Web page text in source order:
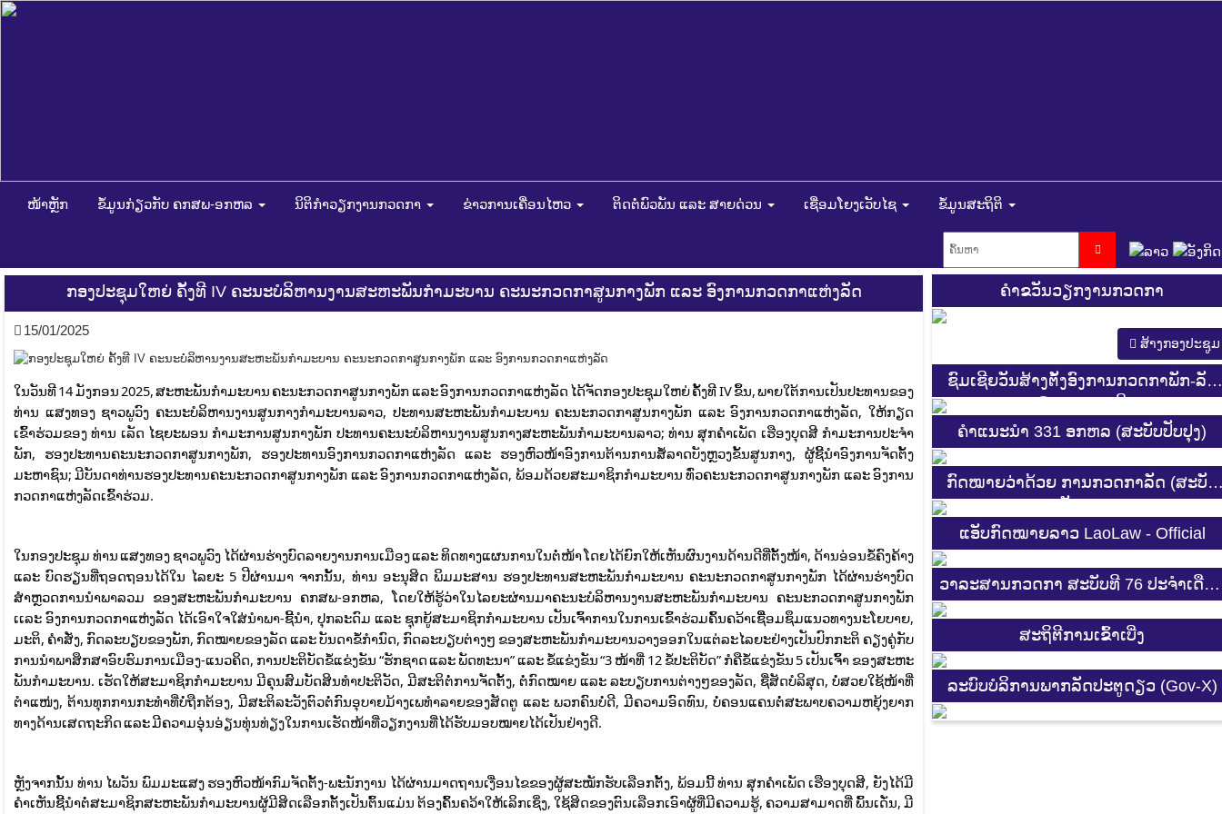
ໜ້າຫຼັກ ຂໍ້ມູນກ່ຽວກັບ ຄກສພ-ອກຫລ ນິຕິກໍາວຽກງານກວດກາ ຂ່າວການເຄື່ອນໄຫວ ຕິດຕໍ່ພົວພັນ ແລະ ສາຍດ່ວນ ເຊື່ອມໂຍງເວັບໄຊ ຂໍ້ມູນສະຖິຕິ
ກອງປະຊຸມໃຫຍ່ ຄັ້ງທີ IV ຄະນະບໍລິຫານງານສະຫະພັນກໍາມະບານ ຄະນະກວດກາສູນກາງພັກ ແລະ ອົງການກວດກາແຫ່ງລັດ
15/01/2025
ໃນວັນທີ 14 ມັງກອນ 2025, ສະຫະພັນກຳມະບານ ຄະນະກວດກາສູນກາງພັກ ແລະ ອົງການກວດກາແຫ່ງລັດ ໄດ້ຈັດກອງປະຊຸມໃຫຍ່ ຄັ້ງທີ IV ຂຶ້ນ, ພາຍໃຕ້ການເປັນປະທານຂອງ
ທ່ານ ແສງທອງ ຊາວພູວົງ ຄະນະບໍລິຫານງານສູນກາງກໍາມະບານລາວ, ປະທານສະຫະພັນກໍາມະບານ ຄະນະກວດກາສູນກາງພັກ ແລະ ອົງການກວດກາແຫ່ງລັດ, ໃຫ້ກຽດ
ເຂົ້າຮ່ວມຂອງ ທ່ານ ເລັດ ໄຊຍະພອນ ກໍາມະການສູນກາງພັກ ປະທານຄະນະບໍລິຫານງານສູນກາງສະຫະພັນກໍາມະບານລາວ; ທ່ານ ສຸກຄໍາເພັດ ເຮືອງບຸດສີ ກຳມະການປະຈຳ
ພັກ, ຮອງປະທານຄະນະກວດກາສູນກາງພັກ, ຮອງປະທານອົງການກວດກາແຫ່ງລັດ ແລະ ຮອງຫົວໜ້າອົງການຕ້ານການສໍ້ລາດບັງຫຼວງຂັ້ນສູນກາງ, ຜູ້ຊີ້ນໍາອົງການຈັດຕັ້ງ
ມະຫາຊົນ; ມີບັນດາທ່ານຮອງປະທານຄະນະກວດກາສູນກາງພັກ ແລະ ອົງການກວດກາແຫ່ງລັດ, ພ້ອມດ້ວຍສະມາຊິກກໍາມະບານ ທົ່ວຄະນະກວດກາສູນກາງພັກ ແລະ ອົງການ
ກວດກາແຫ່ງລັດເຂົ້າຮ່ວມ.
ໃນກອງປະຊຸມ ທ່ານ ແສງທອງ ຊາວພູວົງ ໄດ້ຜ່ານຮ່າງບົດລາຍງານການເມືອງ ແລະ ທິດທາງແຜນການໃນຕໍ່ໜ້າ ໂດຍໄດ້ຍົກໃຫ້ເຫັນຜົນງານດ້ານດີທີ່ຕັ້ງໜ້າ, ດ້ານອ່ອນຂໍ້ຄົງຄ້າງ
ແລະ ບົດຮຽນທີ່ຖອດຖອນໄດ້ໃນ ໄລຍະ 5 ປີຜ່ານມາ ຈາກນັ້ນ, ທ່ານ ອະນຸສິດ ພິມມະສານ ຮອງປະທານສະຫະພັນກຳມະບານ ຄະນະກວດກາສູນກາງພັກ ໄດ້ຜ່ານຮ່າງບົດ
ສຳຫຼວດການນຳພາລວມ ຂອງສະຫະພັນກຳມະບານ ຄກສພ-ອກຫລ, ໂດຍໃຫ້ຮູ້ວ່າໃນໄລຍະຜ່ານມາຄະນະບໍລິຫານງານສະຫະພັນກຳມະບານ ຄະນະກວດກາສູນກາງພັກ
ເເລະ ອົງການກວດກາແຫ່ງລັດ ໄດ້ເອົາໃຈໃສ່ນໍາພາ-ຊີ້ນໍາ, ປຸກລະດົມ ແລະ ຊຸກຍູ້ສະມາຊິກກໍາມະບານ ເປັນເຈົ້າການໃນການເຂົ້າຮ່ວມຄົ້ນຄວ້າເຊືີ່ອມຊຶມແນວທາງນະໂຍບາຍ,
ມະຕິ, ຄໍາສັ່ງ, ກົດລະບຽບຂອງພັກ, ກົດໝາຍຂອງລັດ ແລະ ບັນດາຂໍ້ກໍານົດ, ກົດລະບຽບຕ່າງໆ ຂອງສະຫະພັນກໍາມະບານວາງອອກໃນແຕ່ລະໄລຍະຢ່າງເປັນປົກກະຕິ ຄຽງຄູ່ກັບ
ການນໍາພາສຶກສາອົບຮົມການເມືອງ-ແນວຄິດ, ການປະຕິບັດຂໍ້ແຂ່ງຂັນ “ຮັກຊາດ ແລະ ພັດທະນາ” ແລະ ຂໍ້ແຂ່ງຂັນ “3 ໜ້າທີ່ 12 ຂໍ້ປະຕິບັດ” ກໍຄືຂໍ້ແຂ່ງຂັນ 5 ເປັນເຈົ້າ ຂອງສະຫະ
ພັນກໍາມະບານ. ເຮັດໃຫ້ສະມາຊິກກໍາມະບານ ມີຄຸນສົມບັດສິນທໍາປະຕິວັດ, ມີສະຕິຕໍ່ການຈັດຕັ້ງ, ຕໍ່ກົດໝາຍ ແລະ ລະບຽບການຕ່າງໆຂອງລັດ, ຊື່ສັດບໍລິສຸດ, ບໍ່ສວຍໃຊ້ໜ້າທີ່
ຕໍາແໜ່ງ, ຕ້ານທຸກການກະທໍາທີ່ບໍ່ຖືກຕ້ອງ, ມີສະຕິລະວັງຕົວຕໍ່ກົນອຸບາຍມ້າງເພທໍາລາຍຂອງສັດຕູ ແລະ ພວກຄົນບໍ່ດີ, ມີຄວາມອົດທົນ, ບໍ່ຄອນແຄນຕໍ່ສະພາບຄວາມຫຍຸ້ງຍາກ
ທາງດ້ານເສດຖະກິດ ແລະ ມີຄວາມອຸ່ນອ່ຽນທຸ່ນທ່ຽງໃນການເຮັດໜ້າທີ່ວຽກງານທີ່ໄດ້ຮັບມອບໝາຍໄດ້ເປັນຢ່າງດີ.
ຫຼັງຈາກນັ້ນ ທ່ານ ໄພວັນ ພົມມະແສງ ຮອງຫົວໜ້າກົມຈັດຕັ້ງ-ພະນັກງານ ໄດ້ຜ່ານມາດຖານເງື່ອນໄຂຂອງຜູ້ສະໝັກຮັບເລືອກຕັ້ງ, ພ້ອມນີ້ ທ່ານ ສຸກຄຳເພັດ ເຮືອງບຸດສີ, ຍັງໄດ້ມີ
ຄໍາເຫັນຊີ້ນໍາຕໍ່ສະມາຊິກສະຫະພັນກໍາມະບານຜູ້ມີສິດເລືອກຕັ້ງເປັນຕົ້ນແມ່ນ ຕ້ອງຄົ້ນຄວ້າໃຫ້ເລິກເຊິ່ງ, ໃຊ້ສິດຂອງຕົນເລືອກເອົາຜູ້ທີ່ມີຄວາມຮູ້, ຄວາມສາມາດທີ່ ພົ້ນເດັ່ນ, ມີ
ຄຳຂວັນວຽກງານກວດກາ
ສ້າງກອງປະຊູມ
ຊົມເຊີຍວັນສ້າງຕັ້ງອົງການກວດກາພັກ-ລັດ
ຄຳແນະນຳ 331 ອກຫລ (ສະບັບປັບປຸງ)
ກົດໝາຍວ່າດ້ວຍ ການກວດກາລັດ (ສະບັບ
ແອັບກົດໝາຍລາວ LaoLaw - Official
ວາລະສານກວດກາ ສະບັບທີ 76 ປະຈຳເດືອ
ສະ​ຖິ​ຕີການ​ເຂົ້າ​ເບີ່ງ
ລະບົບບໍລິການພາກລັດປະຕູດຽວ (Gov-X)